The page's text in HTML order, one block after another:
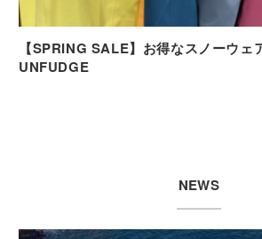
【SPRING SALE】お得なスノーウェ
UNFUDGE
NEWS